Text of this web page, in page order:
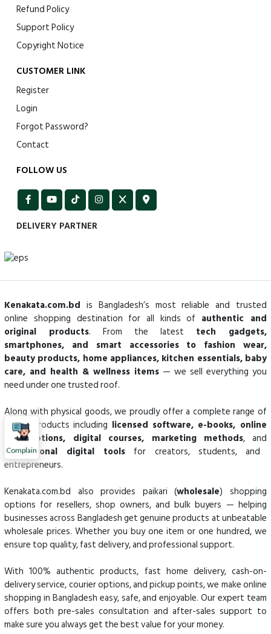
Refund Policy
Support Policy
Copyright Notice
CUSTOMER LINK
Register
Login
Forgot Password?
Contact
FOLLOW US
DELIVERY PARTNER
Kenakata.com.bd is Bangladesh’s most reliable and trusted
online shopping destination for all kinds of authentic and
original products. From the latest tech gadgets,
smartphones, and smart accessories to fashion wear,
beauty products, home appliances, kitchen essentials, baby
care, and health & wellness items — we sell everything you
need under one trusted roof.
Along with physical goods, we proudly offer a complete range of
digital products including licensed software, e-books, online
subscriptions, digital courses, marketing methods, and
professional digital tools for creators, students, and
entrepreneurs.
Kenakata.com.bd also provides paikari (wholesale) shopping
options for resellers, shop owners, and bulk buyers — helping
businesses across Bangladesh get genuine products at unbeatable
wholesale prices. Whether you buy one item or one hundred, we
ensure top quality, fast delivery, and professional support.
With 100% authentic products, fast home delivery, cash-on-
delivery service, courier options, and pickup points, we make online
shopping in Bangladesh easy, safe, and enjoyable. Our expert team
offers both pre-sales consultation and after-sales support to
make sure you always get the best value for your money.
Complain